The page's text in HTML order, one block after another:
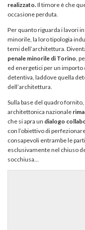
realizzato.Il timore è che
occasione perduta.
Per quanto riguarda i lavori
minorile, la loro tipologia
temi dell’architettura.
penale minorile di Torino,
ed energetici per un importo
detentiva, laddove quella
dell’architettura.
Sulla base del quadro
architettonica nazionale
che si apra un dialogo
con l’obiettivo di
consapevoli entrambe le
esclusivamente nel chiuso
socchiusa…